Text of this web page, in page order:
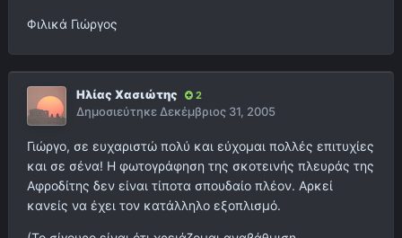
Φιλικά Γιώργος
Ηλίας Χασιώτης 2
ΔημοσιεύτηκεΔεκέμβριος 31, 2005
Γιώργο, σε ευχαριστώ πολύ και εύχομαι πολλές επιτυχίες
και σε σένα! Η φωτογράφηση της σκοτεινής πλευράς της
Αφροδίτης δεν είναι τίποτα σπουδαίο πλέον. Αρκεί
κανείς να έχει τον κατάλληλο εξοπλισμό.